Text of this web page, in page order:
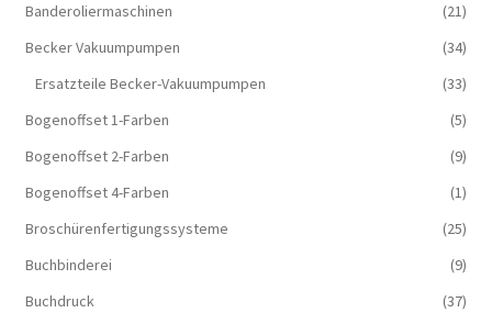
Banderoliermaschinen
(21)
Becker Vakuumpumpen
(34)
Ersatzteile Becker-Vakuumpumpen
(33)
Bogenoffset 1-Farben
(5)
Bogenoffset 2-Farben
(9)
Bogenoffset 4-Farben
(1)
Broschürenfertigungssysteme
(25)
Buchbinderei
(9)
Buchdruck
(37)